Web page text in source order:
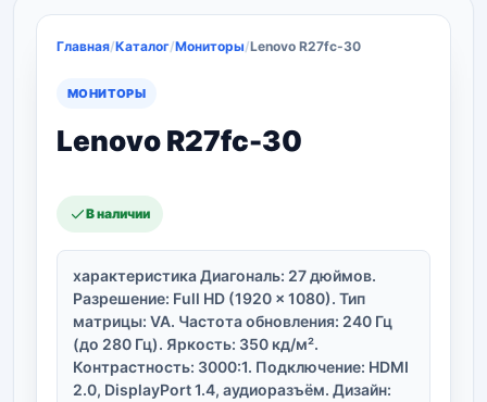
Главная/Каталог/Мониторы/Lenovo R27fc-30
МОНИТОРЫ
Lenovo R27fc-30
В наличии
характеристика Диагональ: 27 дюймов.
Разрешение: Full HD (1920 x 1080). Тип
матрицы: VA. Частота обновления: 240 Гц
(до 280 Гц). Яркость: 350 кд/м².
Контрастность: 3000:1. Подключение: HDMI
2.0, DisplayPort 1.4, аудиоразъём. Дизайн: